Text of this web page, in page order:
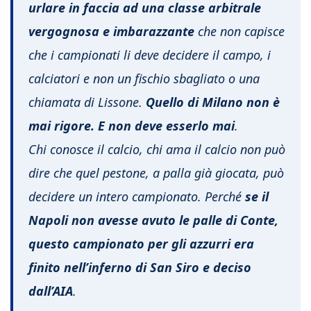
urlare in faccia ad una classe arbitrale
vergognosa e imbarazzante che non capisce
che i campionati li deve decidere il campo, i
calciatori e non un fischio sbagliato o una
chiamata di Lissone. Quello di Milano non è
mai rigore. E non deve esserlo mai.
Chi conosce il calcio, chi ama il calcio non può
dire che quel pestone, a palla già giocata, può
decidere un intero campionato. Perché se il
Napoli non avesse avuto le palle di Conte,
questo campionato per gli azzurri era
finito nell’inferno di San Siro e deciso
dall’AIA.